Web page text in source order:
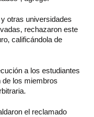
otras universidades
rechazaron este
calificándola de
a los estudiantes
los miembros
el reclamado